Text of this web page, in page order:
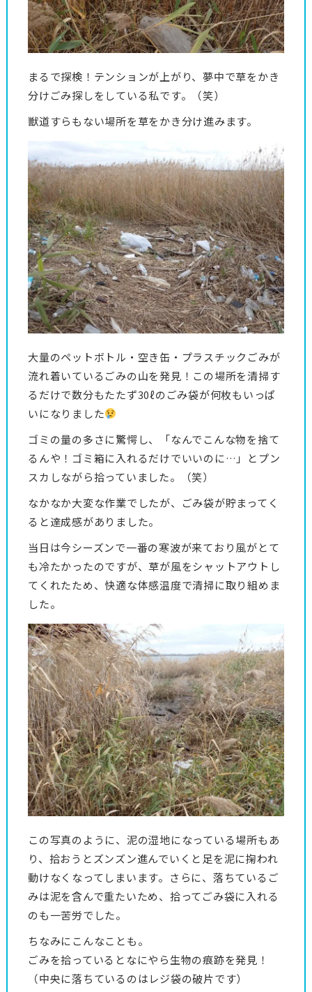
まるで探検！テンションが上がり、夢中で草をかき
分けごみ探しをしている私です。（笑）
獣道すらもない場所を草をかき分け進みます。
大量のペットボトル・空き缶・プラスチックごみが
流れ着いているごみの山を発見！この場所を清掃す
るだけで数分もたたず30ℓのごみ袋が何枚もいっぱ
いになりました
ゴミの量の多さに驚愕し、「なんでこんな物を捨て
るんや！ゴミ箱に入れるだけでいいのに…」とプン
スカしながら拾っていました。（笑）
なかなか大変な作業でしたが、ごみ袋が貯まってく
ると達成感がありました。
当日は今シーズンで一番の寒波が来ており風がとて
も冷たかったのですが、草が風をシャットアウトし
てくれたため、快適な体感温度で清掃に取り組めま
した。
この写真のように、泥の湿地になっている場所もあ
り、拾おうとズンズン進んでいくと足を泥に掬われ
動けなくなってしまいます。さらに、落ちているご
みは泥を含んで重たいため、拾ってごみ袋に入れる
のも一苦労でした。
ちなみにこんなことも。
ごみを拾っているとなにやら生物の痕跡を発見！
（中央に落ちているのはレジ袋の破片です）